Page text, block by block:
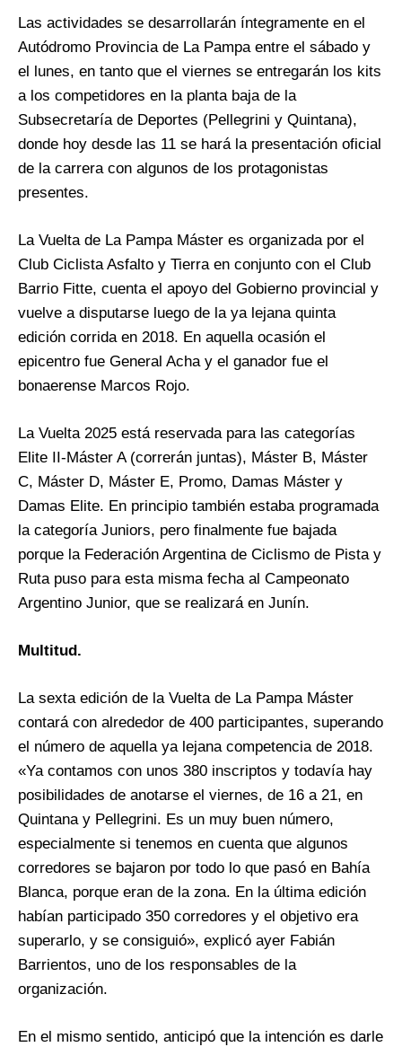
Las actividades se desarrollarán íntegramente en el
Autódromo Provincia de La Pampa entre el sábado y
el lunes, en tanto que el viernes se entregarán los kits
a los competidores en la planta baja de la
Subsecretaría de Deportes (Pellegrini y Quintana),
donde hoy desde las 11 se hará la presentación oficial
de la carrera con algunos de los protagonistas
presentes.
La Vuelta de La Pampa Máster es organizada por el
Club Ciclista Asfalto y Tierra en conjunto con el Club
Barrio Fitte, cuenta el apoyo del Gobierno provincial y
vuelve a disputarse luego de la ya lejana quinta
edición corrida en 2018. En aquella ocasión el
epicentro fue General Acha y el ganador fue el
bonaerense Marcos Rojo.
La Vuelta 2025 está reservada para las categorías
Elite II-Máster A (correrán juntas), Máster B, Máster
C, Máster D, Máster E, Promo, Damas Máster y
Damas Elite. En principio también estaba programada
la categoría Juniors, pero finalmente fue bajada
porque la Federación Argentina de Ciclismo de Pista y
Ruta puso para esta misma fecha al Campeonato
Argentino Junior, que se realizará en Junín.
Multitud.
La sexta edición de la Vuelta de La Pampa Máster
contará con alrededor de 400 participantes, superando
el número de aquella ya lejana competencia de 2018.
«Ya contamos con unos 380 inscriptos y todavía hay
posibilidades de anotarse el viernes, de 16 a 21, en
Quintana y Pellegrini. Es un muy buen número,
especialmente si tenemos en cuenta que algunos
corredores se bajaron por todo lo que pasó en Bahía
Blanca, porque eran de la zona. En la última edición
habían participado 350 corredores y el objetivo era
superarlo, y se consiguió», explicó ayer Fabián
Barrientos, uno de los responsables de la
organización.
En el mismo sentido, anticipó que la intención es darle